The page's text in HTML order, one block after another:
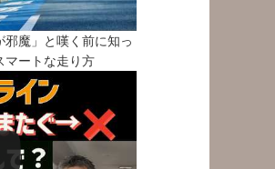
邪魔」と嘆く前に知っ
マートな走り方